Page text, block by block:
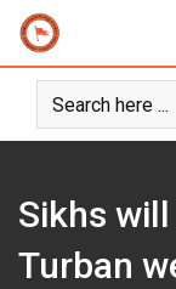
Skip
content
Sikhs
Turban